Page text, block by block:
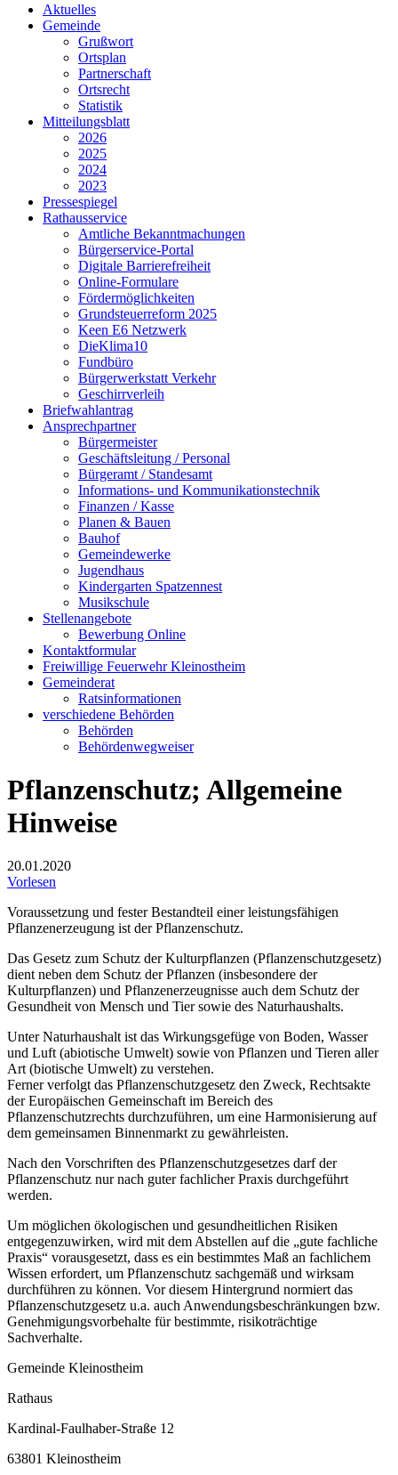
Aktuelles
Gemeinde
Grußwort
Ortsplan
Partnerschaft
Ortsrecht
Statistik
Mitteilungsblatt
2026
2025
2024
2023
Pressespiegel
Rathausservice
Amtliche Bekanntmachungen
Bürgerservice-Portal
Digitale Barrierefreiheit
Online-Formulare
Fördermöglichkeiten
Grundsteuerreform 2025
Keen E6 Netzwerk
DieKlima10
Fundbüro
Bürgerwerkstatt Verkehr
Geschirrverleih
Briefwahlantrag
Ansprechpartner
Bürgermeister
Geschäftsleitung / Personal
Bürgeramt / Standesamt
Informations- und Kommunikationstechnik
Finanzen / Kasse
Planen & Bauen
Bauhof
Gemeindewerke
Jugendhaus
Kindergarten Spatzennest
Musikschule
Stellenangebote
Bewerbung Online
Kontaktformular
Freiwillige Feuerwehr Kleinostheim
Gemeinderat
Ratsinformationen
verschiedene Behörden
Behörden
Behördenwegweiser
Pflanzenschutz; Allgemeine
Hinweise
20.01.2020
Vorlesen
Voraussetzung und fester Bestandteil einer leistungsfähigen
Pflanzenerzeugung ist der Pflanzenschutz.
Das Gesetz zum Schutz der Kulturpflanzen (Pflanzenschutzgesetz)
dient neben dem Schutz der Pflanzen (insbesondere der
Kulturpflanzen) und Pflanzenerzeugnisse auch dem Schutz der
Gesundheit von Mensch und Tier sowie des Naturhaushalts.
Unter Naturhaushalt ist das Wirkungsgefüge von Boden, Wasser
und Luft (abiotische Umwelt) sowie von Pflanzen und Tieren aller
Art (biotische Umwelt) zu verstehen.
Ferner verfolgt das Pflanzenschutzgesetz den Zweck, Rechtsakte
der Europäischen Gemeinschaft im Bereich des
Pflanzenschutzrechts durchzuführen, um eine Harmonisierung auf
dem gemeinsamen Binnenmarkt zu gewährleisten.
Nach den Vorschriften des Pflanzenschutzgesetzes darf der
Pflanzenschutz nur nach guter fachlicher Praxis durchgeführt
werden.
Um möglichen ökologischen und gesundheitlichen Risiken
entgegenzuwirken, wird mit dem Abstellen auf die „gute fachliche
Praxis“ vorausgesetzt, dass es ein bestimmtes Maß an fachlichem
Wissen erfordert, um Pflanzenschutz sachgemäß und wirksam
durchführen zu können. Vor diesem Hintergrund normiert das
Pflanzenschutzgesetz u.a. auch Anwendungsbeschränkungen bzw.
Genehmigungsvorbehalte für bestimmte, risikoträchtige
Sachverhalte.
Gemeinde Kleinostheim
Rathaus
Kardinal-Faulhaber-Straße 12
63801 Kleinostheim